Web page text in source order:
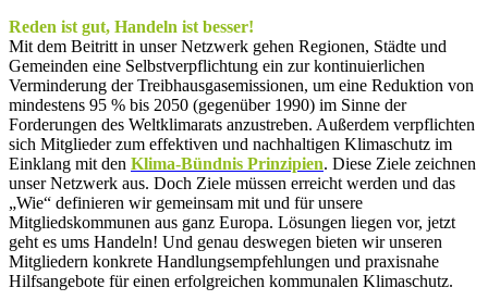
Reden ist gut, Handeln ist besser!
Mit dem Beitritt in unser Netzwerk gehen Regionen, Städte und
Gemeinden eine Selbstverpflichtung ein zur kontinuierlichen
Verminderung der Treibhausgasemissionen, um eine Reduktion von
mindestens 95 % bis 2050 (gegenüber 1990) im Sinne der
Forderungen des Weltklimarats anzustreben. Außerdem verpflichten
sich Mitglieder zum effektiven und nachhaltigen Klimaschutz im
Einklang mit den Klima-Bündnis Prinzipien. Diese Ziele zeichnen
unser Netzwerk aus. Doch Ziele müssen erreicht werden und das
„Wie“ definieren wir gemeinsam mit und für unsere
Mitgliedskommunen aus ganz Europa. Lösungen liegen vor, jetzt
geht es ums Handeln! Und genau deswegen bieten wir unseren
Mitgliedern konkrete Handlungsempfehlungen und praxisnahe
Hilfsangebote für einen erfolgreichen kommunalen Klimaschutz.